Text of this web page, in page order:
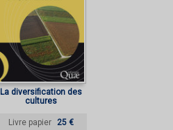
La diversification des
cultures
Livre papier 25 €